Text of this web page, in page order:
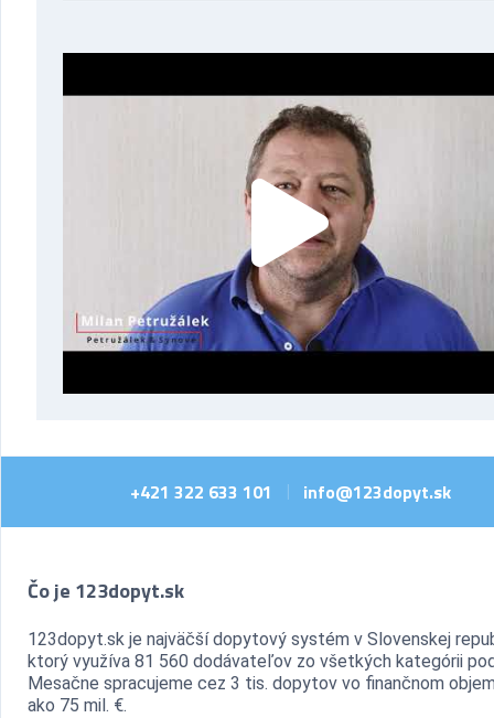
+421 322 633 101 info@123dopyt.sk
Čo je 123dopyt.sk
123dopyt.sk je najväčší dopytový systém v Slovenskej
ktorý využíva 81 560 dodávateľov zo všetkých kategórii
Mesačne spracujeme cez 3 tis. dopytov vo finančnom
ako 75 mil. €.